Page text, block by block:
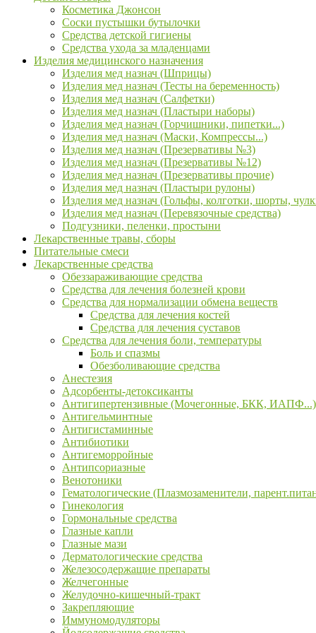
Косметика Джонсон
Соски пустышки бутылочки
Средства детской гигиены
Средства ухода за младенцами
Изделия медицинского назначения
Изделия мед назнач (Шприцы)
Изделия мед назнач (Тесты на беременность)
Изделия мед назнач (Салфетки)
Изделия мед назнач (Пластыри наборы)
Изделия мед назнач (Горчишники, пипетки...)
Изделия мед назнач (Маски, Компрессы...)
Изделия мед назнач (Презервативы №3)
Изделия мед назнач (Презервативы №12)
Изделия мед назнач (Презервативы прочие)
Изделия мед назнач (Пластыри рулоны)
Изделия мед назнач (Гольфы, колготки, шорты,
Изделия мед назнач (Перевязочные средства)
Подгузники, пеленки, простыни
Лекарственные травы, сборы
Питательные смеси
Лекарственные средства
Обеззараживающие средства
Средства для лечения болезней крови
Средства для нормализации обмена веществ
Средства для лечения костей
Средства для лечения суставов
Средства для лечения боли, температуры
Боль и спазмы
Обезболивающие средства
Анестезия
Адсорбенты-детоксиканты
Антигипертензивные (Мочегонные, БКК, ИАПФ...)
Антигельминтные
Антигистаминные
Антибиотики
Антигеморройные
Антипсориазные
Венотоники
Гематологические (Плазмозаменители,
Гинекология
Гормональные средства
Глазные капли
Глазные мази
Дерматологические средства
Железосодержащие препараты
Желчегонные
Желудочно-кишечный-тракт
Закрепляющие
Иммуномодуляторы